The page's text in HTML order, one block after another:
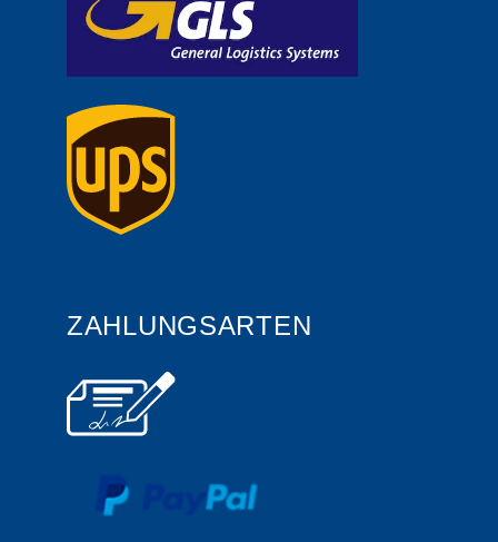
ZAHLUNGSARTEN